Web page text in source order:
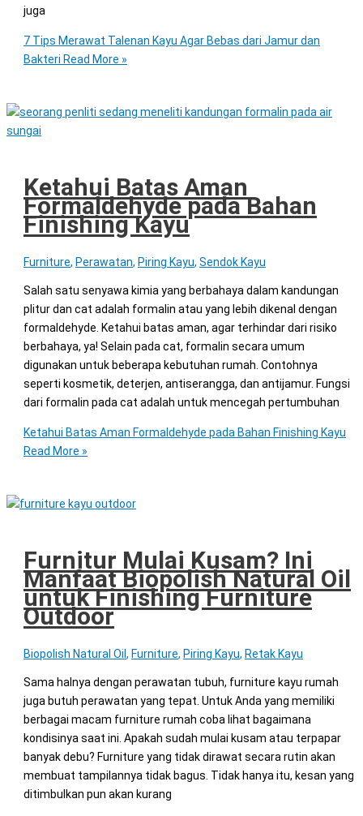
juga
7 Tips Merawat Talenan Kayu Agar Bebas dari Jamur dan
Bakteri Read More »
Ketahui Batas Aman
Formaldehyde pada Bahan
Finishing Kayu
Furniture, Perawatan, Piring Kayu, Sendok Kayu
Salah satu senyawa kimia yang berbahaya dalam kandungan
plitur dan cat adalah formalin atau yang lebih dikenal dengan
formaldehyde. Ketahui batas aman, agar terhindar dari risiko
berbahaya, ya! Selain pada cat, formalin secara umum
digunakan untuk beberapa kebutuhan rumah. Contohnya
seperti kosmetik, deterjen, antiserangga, dan antijamur. Fungsi
dari formalin pada cat adalah untuk mencegah pertumbuhan
Ketahui Batas Aman Formaldehyde pada Bahan Finishing Kayu
Read More »
Furnitur Mulai Kusam? Ini
Manfaat Biopolish Natural Oil
untuk Finishing Furniture
Outdoor
Biopolish Natural Oil , Furniture, Piring Kayu, Retak Kayu
Sama halnya dengan perawatan tubuh, furniture kayu rumah
juga butuh perawatan yang tepat. Untuk Anda yang memiliki
berbagai macam furniture rumah coba lihat bagaimana
kondisinya saat ini. Apakah sudah mulai kusam atau terpapar
banyak debu? Furniture yang tidak dirawat secara rutin akan
membuat tampilannya tidak bagus. Tidak hanya itu, kesan yang
ditimbulkan pun akan kurang